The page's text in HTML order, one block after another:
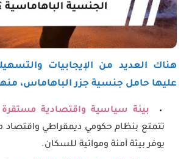
هناك العديد من الإيجابيات
عليها حامل جنسية جزر الباهاماس،
بيئة سياسية واقتصادية
تتمتع بنظام حكومي ديمقراطي واقتصاد
يوفر بيئة آمنة ومواتية للسكان.